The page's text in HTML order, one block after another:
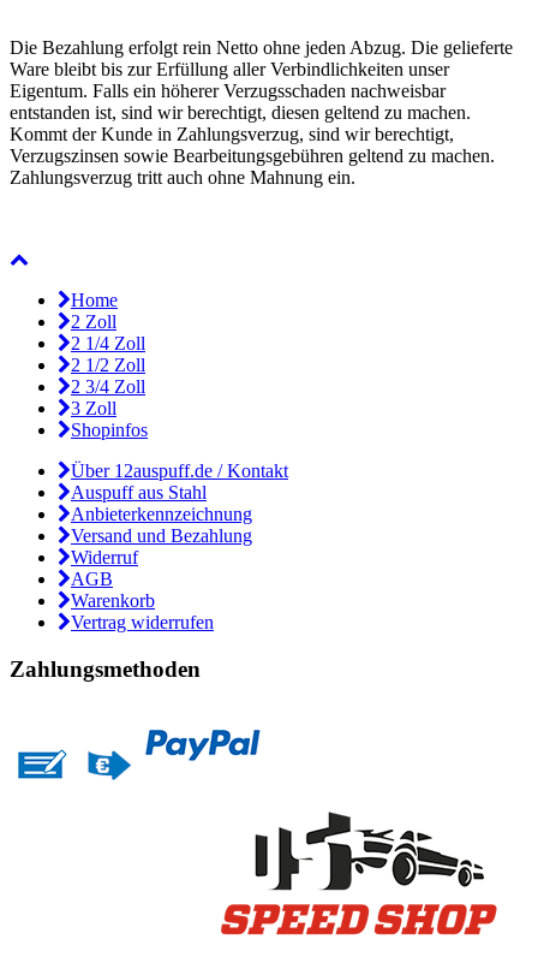
Die Bezahlung erfolgt rein Netto ohne jeden Abzug. Die gelieferte
Ware bleibt bis zur Erfüllung aller Verbindlichkeiten unser
Eigentum. Falls ein höherer Verzugsschaden nachweisbar
entstanden ist, sind wir berechtigt, diesen geltend zu machen.
Kommt der Kunde in Zahlungsverzug, sind wir berechtigt,
Verzugszinsen sowie Bearbeitungsgebühren geltend zu machen.
Zahlungsverzug tritt auch ohne Mahnung ein.
Home
2 Zoll
2 1/4 Zoll
2 1/2 Zoll
2 3/4 Zoll
3 Zoll
Shopinfos
Über 12auspuff.de / Kontakt
Auspuff aus Stahl
Anbieterkennzeichnung
Versand und Bezahlung
Widerruf
AGB
Warenkorb
Vertrag widerrufen
Zahlungsmethoden